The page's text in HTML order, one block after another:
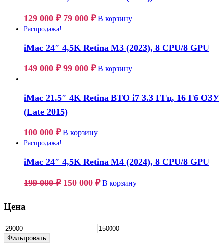
129 000₽ 79 000 ₽ В корзину
Распродажа!
iMac 24″ 4,5K Retina M3 (2023), 8 CPU/8 GPU
149 000₽ 99 000 ₽ В корзину
iMac 21.5″ 4K Retina BTO i7 3.3 ГГц, 16 Гб ОЗУ
(Late 2015)
100 000 ₽ В корзину
Распродажа!
iMac 24″ 4,5K Retina M4 (2024), 8 CPU/8 GPU
199 000₽ 150 000 ₽ В корзину
Цена
Фильтровать